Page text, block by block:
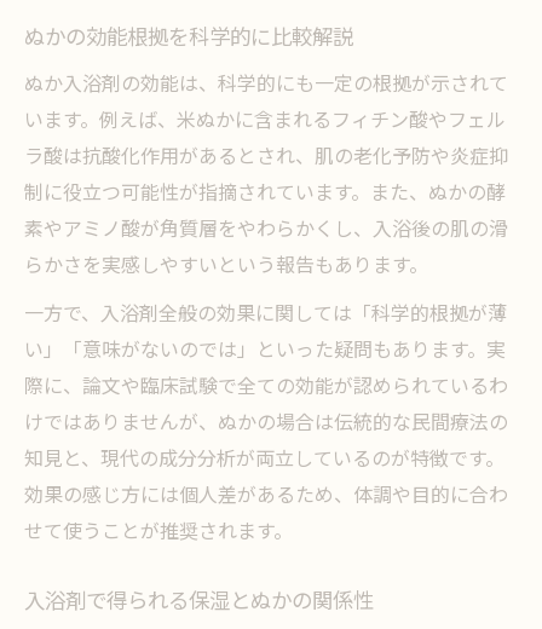
ぬかの効能根拠を科学的に比較解説
ぬか入浴剤の効能は、科学的にも一定の根拠が示されて
います。例えば、米ぬかに含まれるフィチン酸やフェル
ラ酸は抗酸化作用があるとされ、肌の老化予防や炎症抑
制に役立つ可能性が指摘されています。また、ぬかの酵
素やアミノ酸が角質層をやわらかくし、入浴後の肌の滑
らかさを実感しやすいという報告もあります。
一方で、入浴剤全般の効果に関しては「科学的根拠が薄
い」「意味がないのでは」といった疑問もあります。実
際に、論文や臨床試験で全ての効能が認められているわ
けではありませんが、ぬかの場合は伝統的な民間療法の
知見と、現代の成分分析が両立しているのが特徴です。
効果の感じ方には個人差があるため、体調や目的に合わ
せて使うことが推奨されます。
入浴剤で得られる保湿とぬかの関係性